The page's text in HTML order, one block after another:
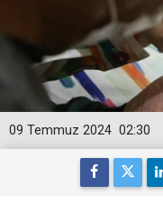
02:30
09 Temmuz 2024